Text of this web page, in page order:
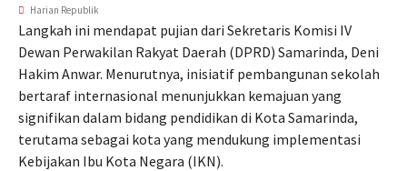
Harian Republik
Langkah ini mendapat pujian dari Sekretaris Komisi IV
Dewan Perwakilan Rakyat Daerah (DPRD) Samarinda, Deni
Hakim Anwar. Menurutnya, inisiatif pembangunan sekolah
bertaraf internasional menunjukkan kemajuan yang
signifikan dalam bidang pendidikan di Kota Samarinda,
terutama sebagai kota yang mendukung implementasi
Kebijakan Ibu Kota Negara (IKN).